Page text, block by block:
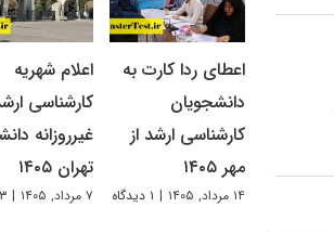
اعطای ردا کارت به
دانشجویان
کارشناسی ارشد از
مهر ۱۴۰۵
۱۴ مرداد, ۱۴۰۵ | ۱ دیدگاه
اعلام شهریه
کارشناسی
غیرروزانه
تهران ۱۴۰۵
۷ مرداد, ۱۴۰۵ | ۳ دیدگاه